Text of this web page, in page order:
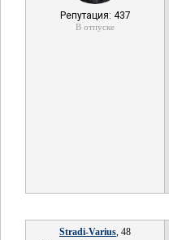
Репутация: 437
В отпуске
Stradi-Varius, 48